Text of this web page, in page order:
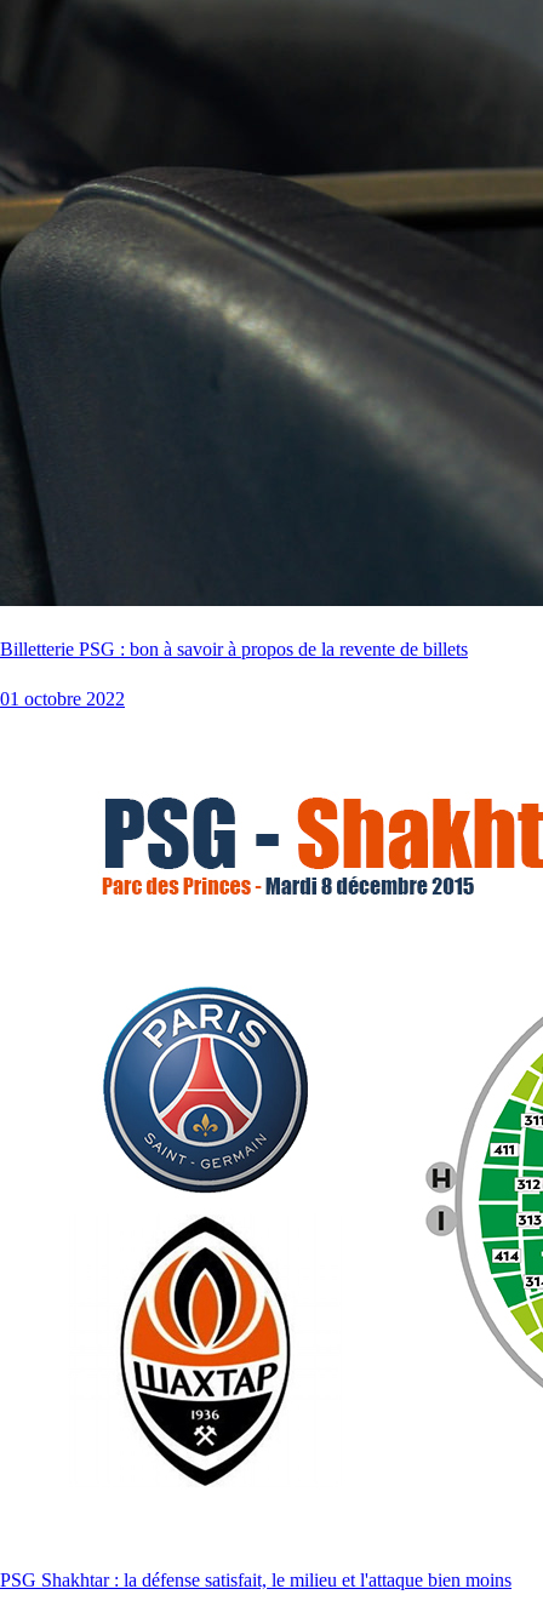
Billetterie PSG : bon à savoir à propos de la revente de billets
01 octobre 2022
PSG Shakhtar : la défense satisfait, le milieu et l'attaque bien moins